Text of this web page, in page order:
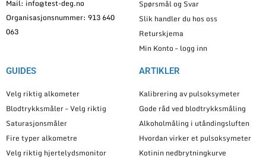
Mail: info@test-deg.no
Organisasjonsnummer: 913 640
063
Spørsmål og Svar
Slik handler du hos oss
Returskjema
Min Konto – logg inn
GUIDES
Velg riktig alkometer
Blodtrykksmåler – Velg riktig
Saturasjonsmåler
Fire typer alkometre
Velg riktig hjertelydsmonitor
ARTIKLER
Kalibrering av pulsoksymeter
Gode råd ved blodtrykksmåling
Alkoholmåling i utåndingsluften
Hvordan virker et pulsoksymeter
Kotinin nedbrytningkurve